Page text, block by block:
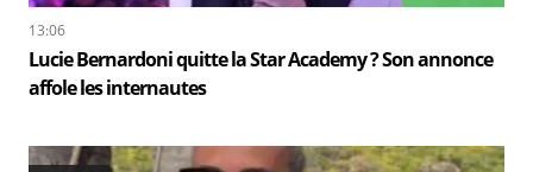
13:06
Lucie Bernardoni quitte la Star Academy ? Son annonce
affole les internautes